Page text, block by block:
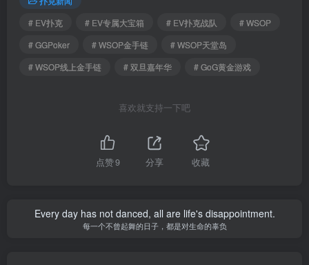
# EV扑克
# EV专属大宝箱 # EV扑克战队
# WSOP
# GGPoker
# WSOP金手链
# WSOP天堂岛
# WSOP线上金手链
# 双旦嘉年华 # GoG黄金游戏
喜欢就支持一下吧
点赞9 分享 收藏
Every day has not danced, all are life's disappointment.
每一个不曾起舞的日子，都是对生命的辜负